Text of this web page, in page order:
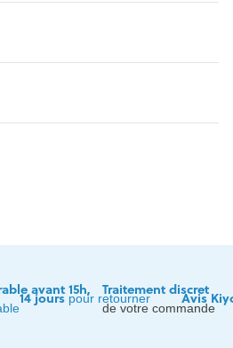
avant 15h,
14 jourspour retourner
Traitement discret
de votre commande
Avis